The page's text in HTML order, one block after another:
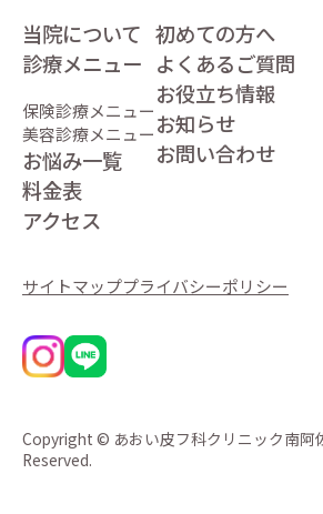
当院について
診療メニュー
保険診療メニュー
美容診療メニュー
お悩み一覧
料金表
アクセス
初めての方へ
よくあるご質問
お役立ち情報
お知らせ
お問い合わせ
サイトマッププライバシーポリシー
Copyright © あおい皮フ科クリニック南阿
Reserved.